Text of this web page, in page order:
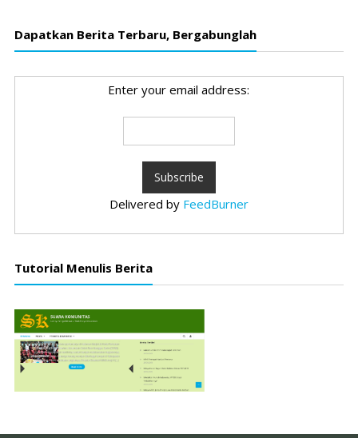
Dapatkan Berita Terbaru, Bergabunglah
Enter your email address:
Delivered by FeedBurner
Tutorial Menulis Berita